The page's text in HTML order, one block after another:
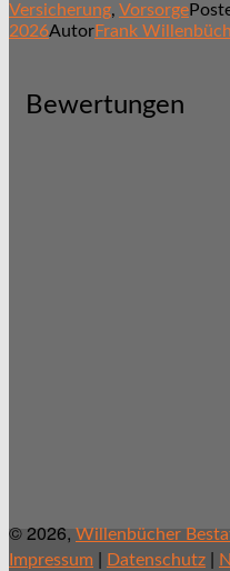
Versicherung, Vorsorge
2026AutorFrank
Bewertungen
© 2026, Willenbücher
Impressum | Datenschutz |